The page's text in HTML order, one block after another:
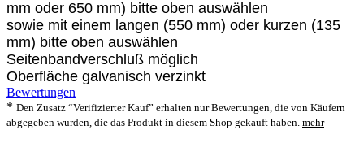
mm oder 650 mm) bitte oben auswählen
sowie mit einem langen (550 mm) oder kurzen (135
mm) bitte oben auswählen
Seitenbandverschluß möglich
Oberfläche galvanisch verzinkt
Bewertungen
* Den Zusatz “Verifizierter Kauf” erhalten nur Bewertungen, die von Käufern
abgegeben wurden, die das Produkt in diesem Shop gekauft haben. mehr